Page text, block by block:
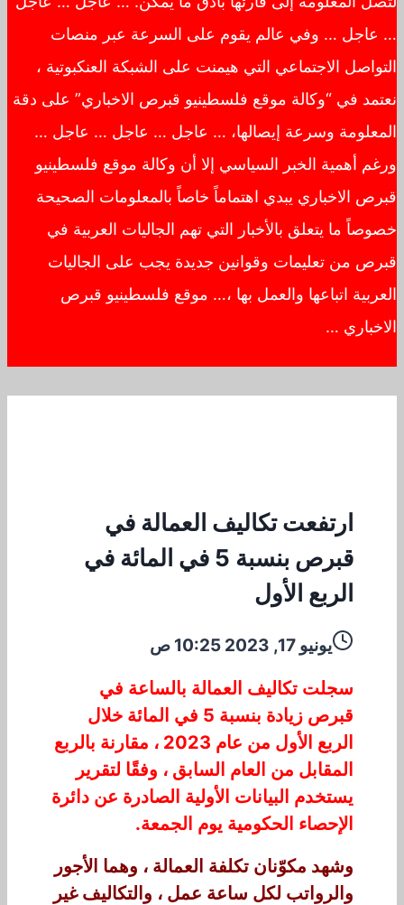
… عاجل … وفي عالم يقوم على السرعة عبر منصات
التواصل الاجتماعي التي هيمنت على الشبكة العنكبوتية ،
نعتمد في “وكالة موقع فلسطينيو قبرص الاخباري” على دقة
المعلومة وسرعة إيصالها، … عاجل … عاجل … عاجل …
ورغم أهمية الخبر السياسي إلا أن وكالة موقع فلسطينيو
قبرص الاخباري يبدي اهتماماً خاصاً بالمعلومات الصحيحة
خصوصاً ما يتعلق بالأخبار التي تهم الجاليات العربية في
قبرص من تعليمات وقوانين جديدة يجب على الجاليات
العربية اتباعها والعمل بها ،… موقع فلسطينيو قبرص
الاخباري …
ارتفعت تكاليف العمالة في
قبرص بنسبة 5 في المائة في
الربع الأول
يونيو 17, 2023 10:25 ص
سجلت تكاليف العمالة بالساعة في
قبرص زيادة بنسبة 5 في المائة خلال
الربع الأول من عام 2023 ، مقارنة بالربع
المقابل من العام السابق ، وفقًا لتقرير
يستخدم البيانات الأولية الصادرة عن دائرة
الإحصاء الحكومية يوم الجمعة.
وشهد مكوّنان تكلفة العمالة ، وهما الأجور
والرواتب لكل ساعة عمل ، والتكاليف غير